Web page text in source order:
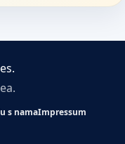
s namaImpressum